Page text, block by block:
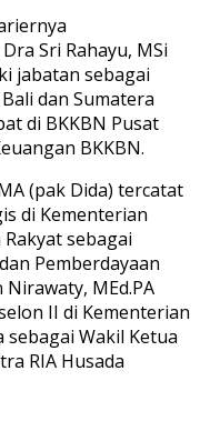
Sri Rahayu, MSi
jabatan sebagai
dan Sumatera
di BKKBN Pusat
BKKBN.
(pak Dida) tercatat
di Kementerian
sebagai
Pemberdayaan
MEd.PA
II di Kementerian
sebagai Wakil Ketua
RIA Husada